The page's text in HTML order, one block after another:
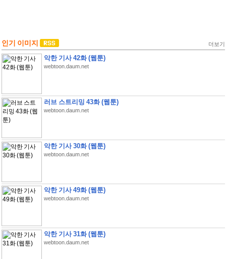
인기 이미지 더보기
악한 기사 42화 (웹툰)
webtoon.daum.net
러브 스트리밍 43화 (웹툰)
webtoon.daum.net
악한 기사 30화 (웹툰)
webtoon.daum.net
악한 기사 49화 (웹툰)
webtoon.daum.net
악한 기사 31화 (웹툰)
webtoon.daum.net